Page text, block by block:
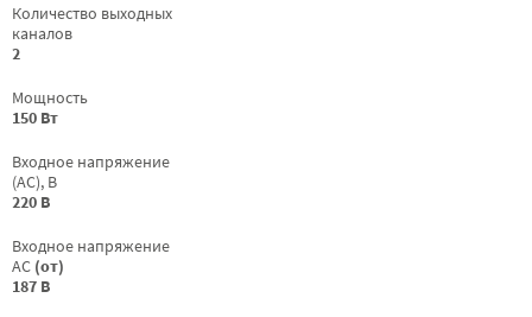
Количество выходных
каналов
2
Мощность
150 Вт
Входное напряжение
(AC), В
220 В
Входное напряжение
AC (от)
187 В